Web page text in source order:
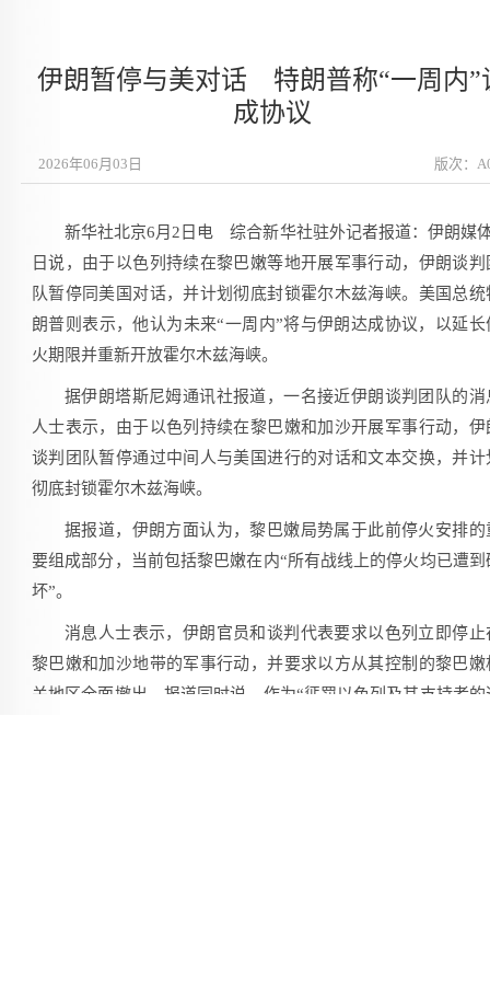
伊朗暂停与美对话 特朗普称“一周内”
成协议
版次：
2026年06月03日
新华社北京6月2日电 综合新华社驻外记者报道：伊朗媒
日说，由于以色列持续在黎巴嫩等地开展军事行动，伊朗谈判
队暂停同美国对话，并计划彻底封锁霍尔木兹海峡。美国总统
朗普则表示，他认为未来“一周内”将与伊朗达成协议，以延长
火期限并重新开放霍尔木兹海峡。
据伊朗塔斯尼姆通讯社报道，一名接近伊朗谈判团队的消
人士表示，由于以色列持续在黎巴嫩和加沙开展军事行动，伊
谈判团队暂停通过中间人与美国进行的对话和文本交换，并计
彻底封锁霍尔木兹海峡。
据报道，伊朗方面认为，黎巴嫩局势属于此前停火安排的
要组成部分，当前包括黎巴嫩在内“所有战线上的停火均已遭到
坏”。
消息人士表示，伊朗官员和谈判代表要求以色列立即停止
黎巴嫩和加沙地带的军事行动，并要求以方从其控制的黎巴嫩
关地区全面撤出。报道同时说，作为“惩罚以色列及其支持者的